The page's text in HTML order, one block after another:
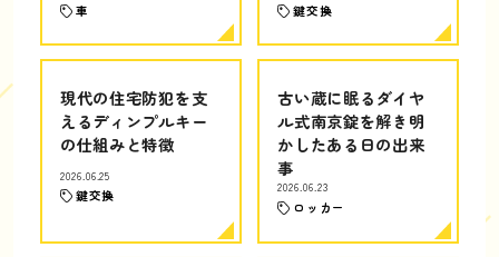
車 鍵交換
現代の住宅防犯を支
えるディンプルキー
の仕組みと特徴
2026.06.25
鍵交換
古い蔵に眠るダイヤ
ル式南京錠を解き明
かしたある日の出来
事
2026.06.23
ロッカー